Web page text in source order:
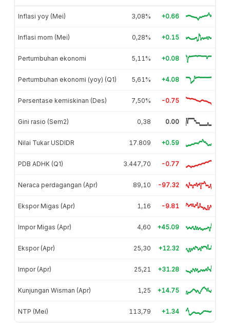
Inflasi yoy (Mei) 3,08% +0.66
Inflasi mom (Mei) 0,28% +0.15
Pertumbuhan ekonomi 5,11% +0.08
Pertumbuhan ekonomi (yoy) (Q1) 5,61% +4.08
Persentase kemiskinan (Des) 7,50% -0.75
Gini rasio (Sem2) 0,38 0.00
Nilai Tukar USDIDR 17.809 +0.59
PDB ADHK (Q1) 3.447,70 -0.77
Neraca perdagangan (Apr) 89,10 -97.32
Ekspor Migas (Apr) 1,16 -9.81
Impor Migas (Apr) 4,60 +45.09
Ekspor (Apr) 25,30 +12.32
Impor (Apr) 25,21 +31.28
Kunjungan Wisman (Apr) 1,25 +14.75
NTP (Mei) 113,79 +1.34